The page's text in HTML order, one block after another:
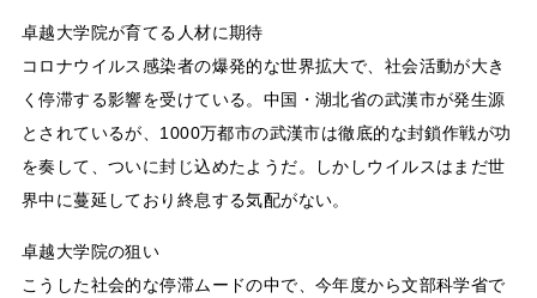
卓越大学院が育てる人材に期待
コロナウイルス感染者の爆発的な世界拡大で、社会活動が大き
く停滞する影響を受けている。中国・湖北省の武漢市が発生源
とされているが、1000万都市の武漢市は徹底的な封鎖作戦が功
を奏して、ついに封じ込めたようだ。しかしウイルスはまだ世
界中に蔓延しており終息する気配がない。
卓越大学院の狙い
こうした社会的な停滞ムードの中で、今年度から文部科学省で